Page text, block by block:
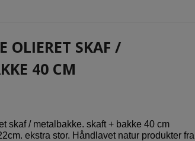
OLIERET SKAF /
40 CM
skaf / metalbakke. skaft + bakke 40 cm
ekstra stor. Håndlavet natur produkter fra